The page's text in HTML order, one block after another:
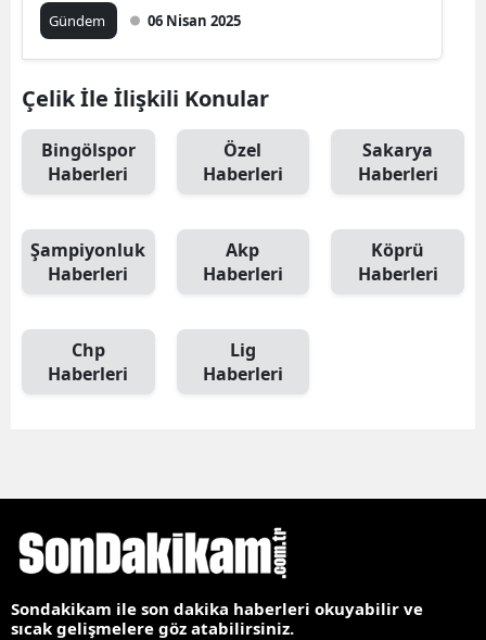
Gündem 06 Nisan 2025
Çelik İle İlişkili Konular
Bingölspor
Haberleri
Özel
Haberleri
Sakarya
Haberleri
Şampiyonluk
Haberleri
Akp
Haberleri
Köprü
Haberleri
Chp
Haberleri
Lig
Haberleri
Sondakikam ile son dakika haberleri okuyabilir ve
sıcak gelişmelere göz atabilirsiniz.